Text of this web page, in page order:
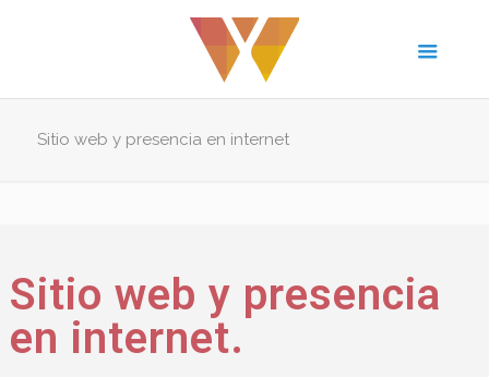
Sitio web y presencia en internet
Sitio web y presencia
en internet.